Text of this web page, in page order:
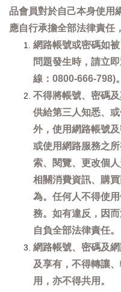
品會員對於自己本身使用
應自行承擔全部法律責任
網路帳號或密碼如
問題發生時，請立
線：0800-666-798)。
不得將帳號、密碼
供給第三人知悉、
外，使用網路帳號
或使用網路服務之
索、閱覽、更改個
相關消費資訊、購
為。任何人不得使
務。如有違反，因
自負全部法律責任。
網路帳號、密碼及
及享有，不得轉讓
用，亦不得共用。